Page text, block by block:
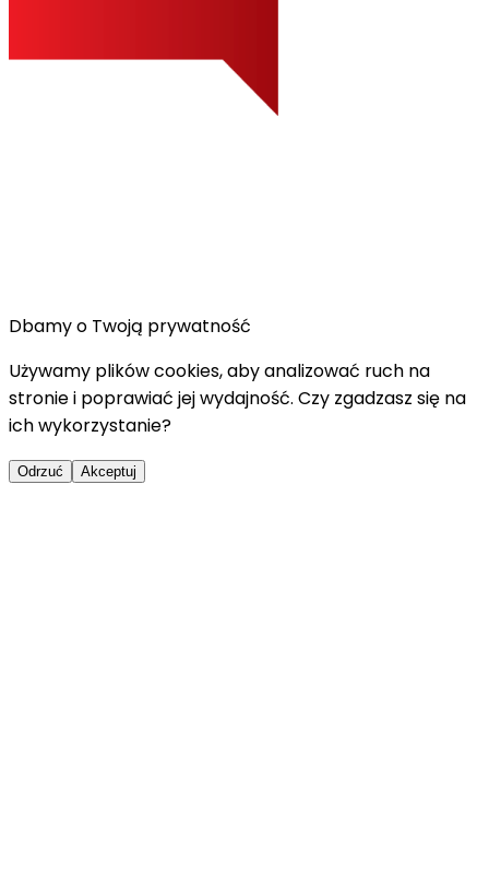
Dbamy o Twoją prywatność
Używamy plików cookies, aby analizować ruch na
stronie i poprawiać jej wydajność. Czy zgadzasz się na
ich wykorzystanie?
Odrzuć Akceptuj